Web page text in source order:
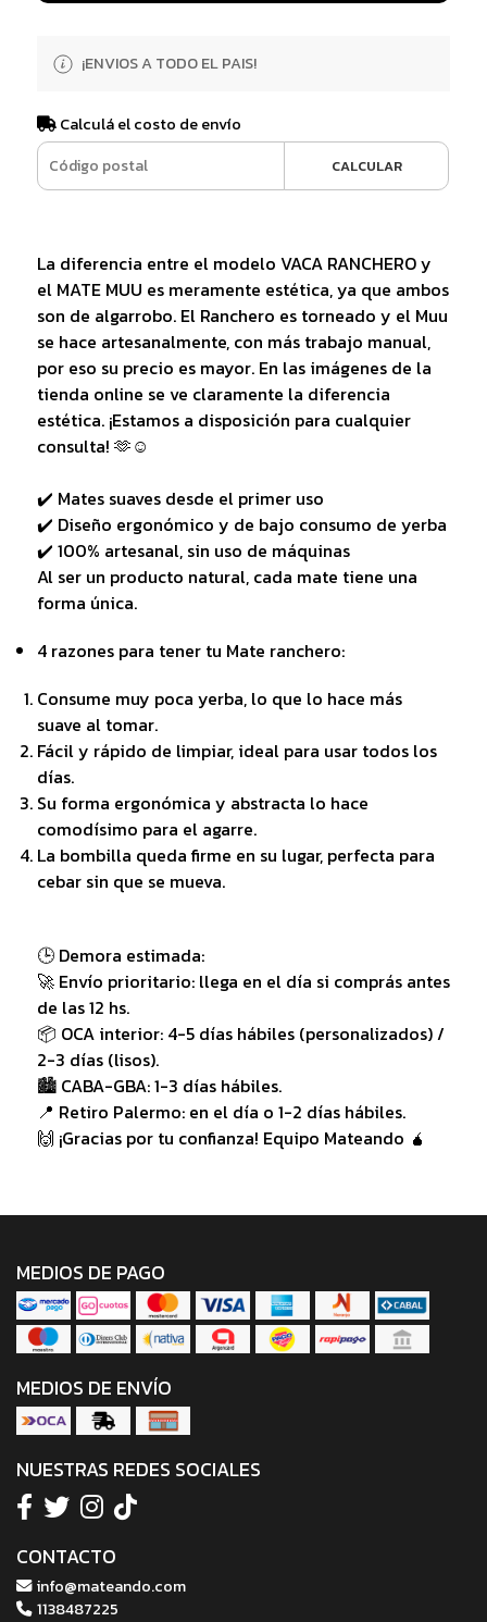
¡ENVIOS A TODO EL PAIS!
Calculá el costo de envío
CALCULAR
La diferencia entre el modelo VACA RANCHERO y
el MATE MUU es meramente estética, ya que ambos
son de algarrobo. El Ranchero es torneado y el Muu
se hace artesanalmente, con más trabajo manual,
por eso su precio es mayor. En las imágenes de la
tienda online se ve claramente la diferencia
estética. ¡Estamos a disposición para cualquier
consulta! 🫶☺️
✔️ Mates suaves desde el primer uso
✔️ Diseño ergonómico y de bajo consumo de yerba
✔️ 100% artesanal, sin uso de máquinas
Al ser un producto natural, cada mate tiene una
forma única.
4 razones para tener tu Mate ranchero:
Consume muy poca yerba, lo que lo hace más
suave al tomar.
Fácil y rápido de limpiar, ideal para usar todos los
días.
Su forma ergonómica y abstracta lo hace
comodísimo para el agarre.
La bombilla queda firme en su lugar, perfecta para
cebar sin que se mueva.
🕒 Demora estimada:
🚀 Envío prioritario: llega en el día si comprás antes
de las 12 hs.
📦 OCA interior: 4-5 días hábiles (personalizados) /
2-3 días (lisos).
🏙️ CABA-GBA: 1-3 días hábiles.
📍 Retiro Palermo: en el día o 1-2 días hábiles.
🙌 ¡Gracias por tu confianza! Equipo Mateando 🧉
MEDIOS DE PAGO
MEDIOS DE ENVÍO
NUESTRAS REDES SOCIALES
CONTACTO
info@mateando.com
1138487225